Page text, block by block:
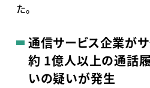
た。
通信サービス企業が
約 1億人以上の通話
いの疑いが発生